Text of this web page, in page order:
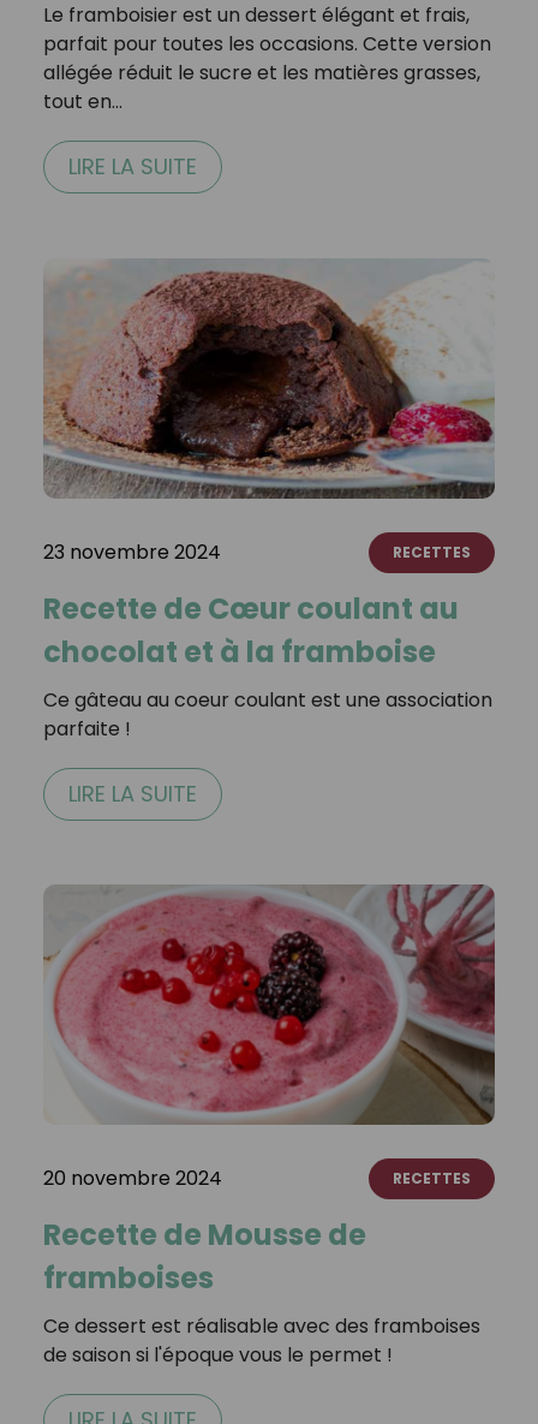
Le framboisier est un dessert élégant et frais,
parfait pour toutes les occasions. Cette version
allégée réduit le sucre et les matières grasses,
tout en…
LIRE LA SUITE
23 novembre 2024 RECETTES
Recette de Cœur coulant au
chocolat et à la framboise
Ce gâteau au coeur coulant est une association
parfaite !
LIRE LA SUITE
20 novembre 2024 RECETTES
Recette de Mousse de
framboises ⁣⁣
Ce dessert est réalisable avec des framboises
de saison si l'époque vous le permet !⁣ ⁣